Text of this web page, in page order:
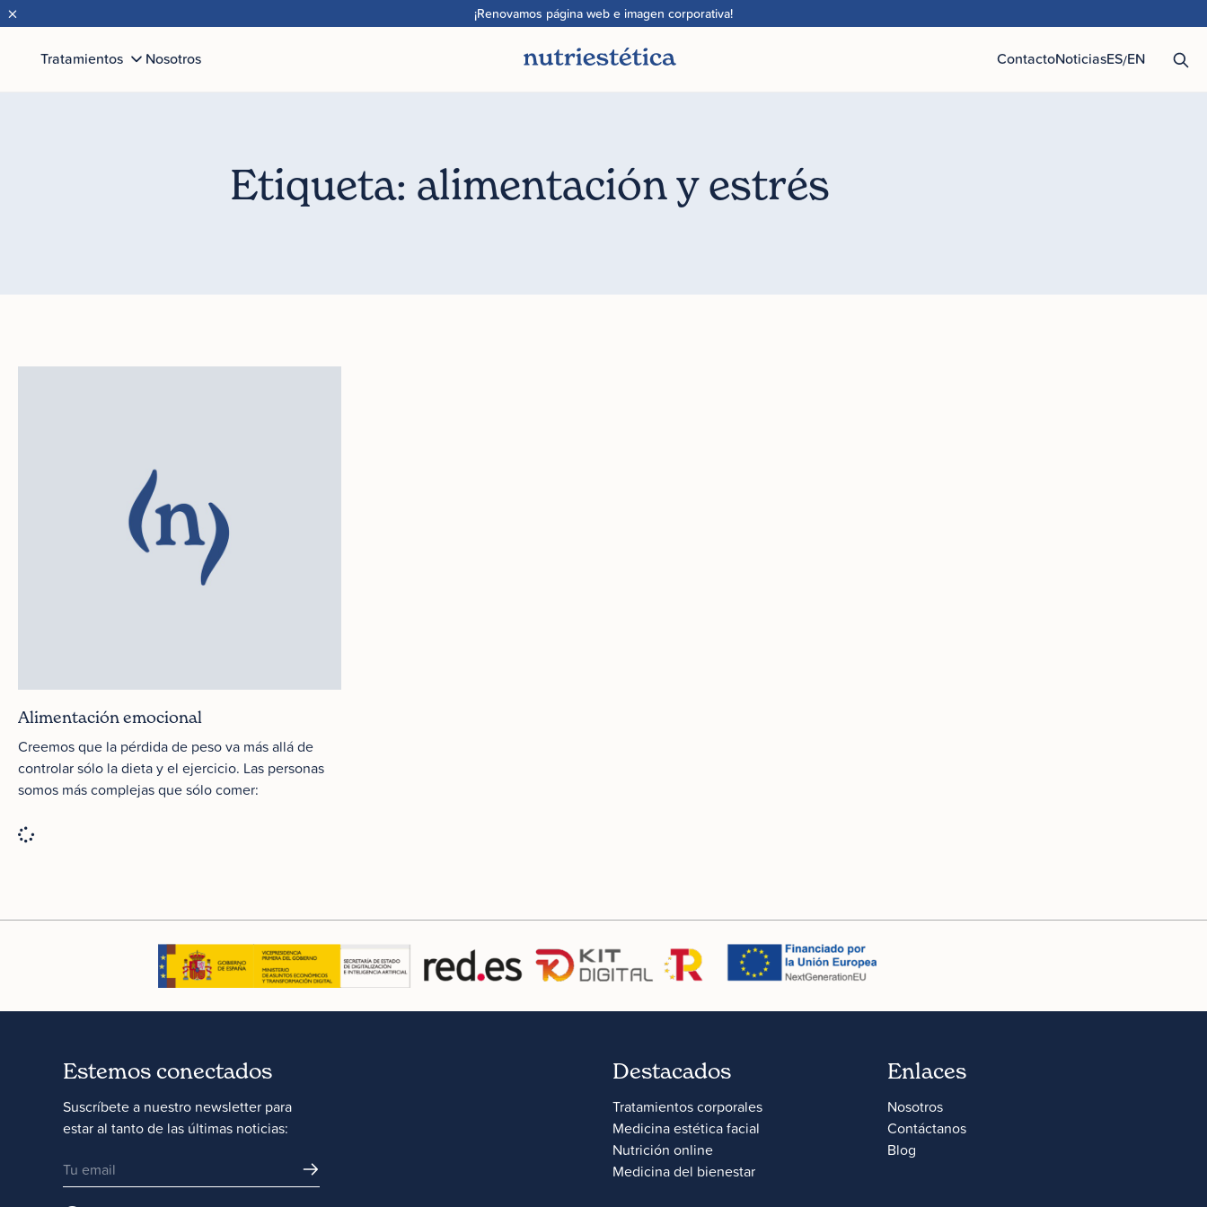
¡Renovamos página web e imagen corporativa!
×
Tratamientos Nosotros ContactoNoticiasES/EN
Etiqueta: alimentación y estrés
Alimentación emocional
Creemos que la pérdida de peso va más allá de
controlar sólo la dieta y el ejercicio. Las personas
somos más complejas que sólo comer:
Estemos conectados
Suscríbete a nuestro newsletter para
estar al tanto de las últimas noticias:
Destacados
Tratamientos corporales
Medicina estética facial
Nutrición online
Medicina del bienestar
Enlaces
Nosotros
Contáctanos
Blog